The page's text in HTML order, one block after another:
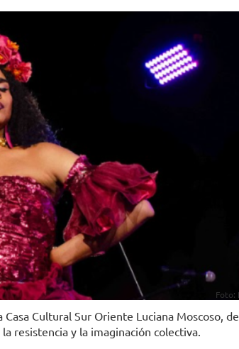
Foto:
Cultural Sur Oriente Luciana Moscoso,
resistencia y la imaginación colectiva.